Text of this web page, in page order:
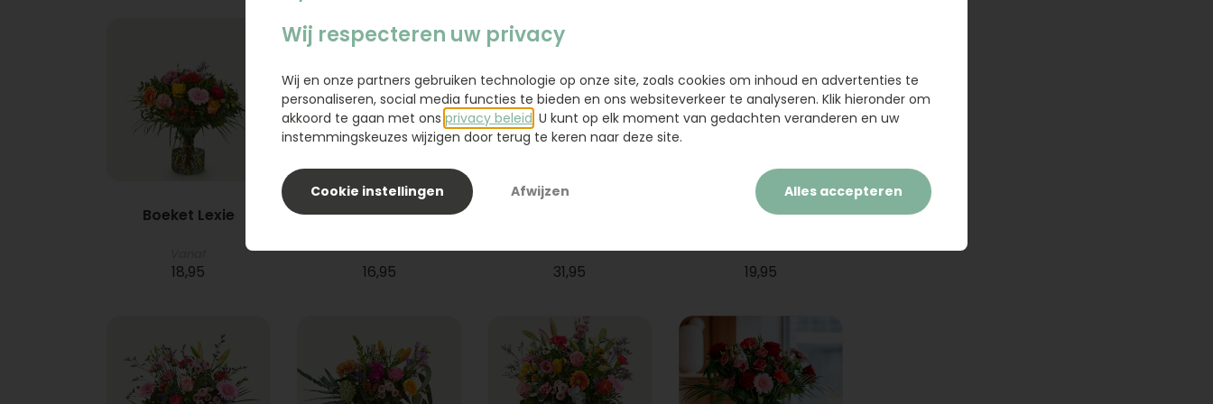
Boeket Lexie
18,95
Phlebodium
16,95 31,95
Sanseveria
19,95
Wij respecteren uw privacy
Wij en onze partners gebruiken technologie op onze site, zoals cookies om inhoud en advertenties te
personaliseren, social media functies te bieden en ons websiteverkeer te analyseren. Klik hieronder om
akkoord te gaan met ons privacy beleid . U kunt op elk moment van gedachten veranderen en uw
instemmingskeuzes wijzigen door terug te keren naar deze site.
Alles accepteren
Cookie instellingen Afwijzen